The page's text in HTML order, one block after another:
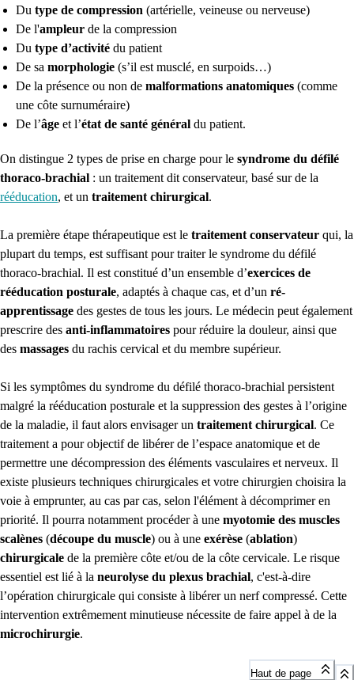
Du type de compression (artérielle, veineuse ou nerveuse)
De l'ampleur de la compression
Du type d’activité du patient
De sa morphologie (s’il est musclé, en surpoids…)
De la présence ou non de malformations anatomiques (comme
une côte surnuméraire)
De l’âge et l’état de santé général du patient.
On distingue 2 types de prise en charge pour le syndrome du défilé
thoraco-brachial : un traitement dit conservateur, basé sur de la
rééducation, et un traitement chirurgical.
La première étape thérapeutique est le traitement conservateur qui, la
plupart du temps, est suffisant pour traiter le syndrome du défilé
thoraco-brachial. Il est constitué d’un ensemble d’exercices de
rééducation posturale, adaptés à chaque cas, et d’un ré-
apprentissage des gestes de tous les jours. Le médecin peut également
prescrire des anti-inflammatoires pour réduire la douleur, ainsi que
des massages du rachis cervical et du membre supérieur.
Si les symptômes du syndrome du défilé thoraco-brachial persistent
malgré la rééducation posturale et la suppression des gestes à l’origine
de la maladie, il faut alors envisager un traitement chirurgical. Ce
traitement a pour objectif de libérer de l’espace anatomique et de
permettre une décompression des éléments vasculaires et nerveux. Il
existe plusieurs techniques chirurgicales et votre chirurgien choisira la
voie à emprunter, au cas par cas, selon l'élément à décomprimer en
priorité. Il pourra notamment procéder à une myotomie des muscles
scalènes (découpe du muscle) ou à une exérèse (ablation)
chirurgicale de la première côte et/ou de la côte cervicale. Le risque
essentiel est lié à la neurolyse du plexus brachial, c'est-à-dire
l’opération chirurgicale qui consiste à libérer un nerf compressé. Cette
intervention extrêmement minutieuse nécessite de faire appel à de la
microchirurgie.
Haut de page